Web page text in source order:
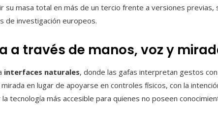
su masa total en más de un tercio frente a versiones previas,
de investigación europeos.
a través de manos, voz y
interfaces naturales, donde las gafas interpretan gestos
en lugar de apoyarse en controles físicos, con la
tecnología más accesible para quienes no poseen